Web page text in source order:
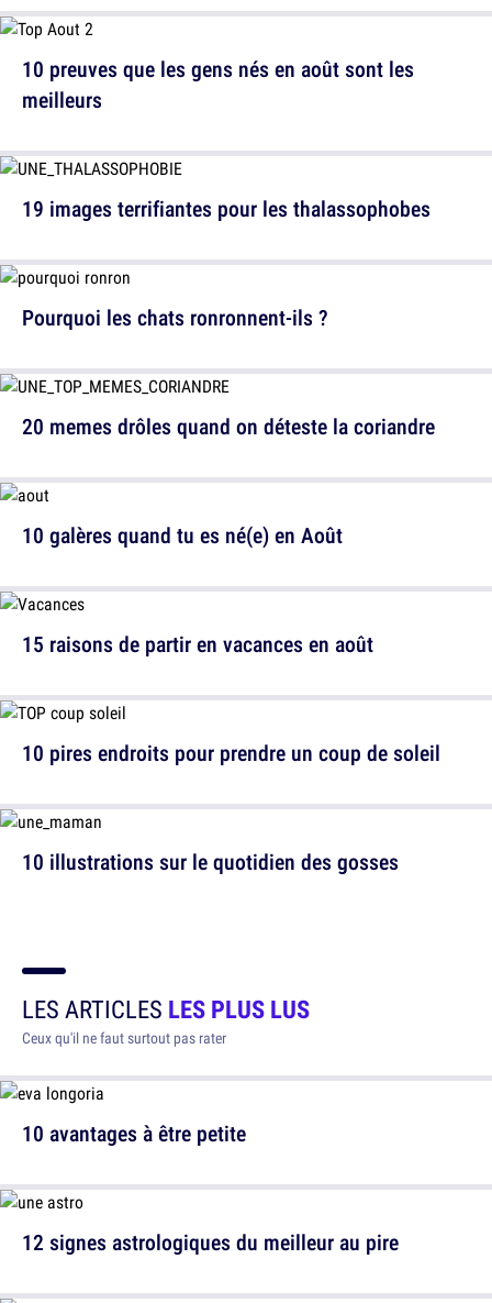
10 preuves que les gens nés en août sont les
meilleurs
Pourquoi les chats ronronnent-ils ?
10 galères quand tu es né(e) en Août
10 pires endroits pour prendre un coup de soleil
19 images terrifiantes pour les thalassophobes
20 memes drôles quand on déteste la coriandre
15 raisons de partir en vacances en août
10 illustrations sur le quotidien des gosses
LES ARTICLES LES PLUS LUS
Ceux qu'il ne faut surtout pas rater
10 avantages à être petite
12 signes astrologiques du meilleur au pire